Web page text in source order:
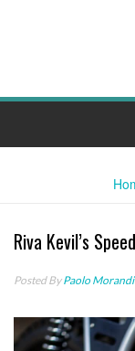
Riva Kevil’s
Posted ByPaolo Morandi